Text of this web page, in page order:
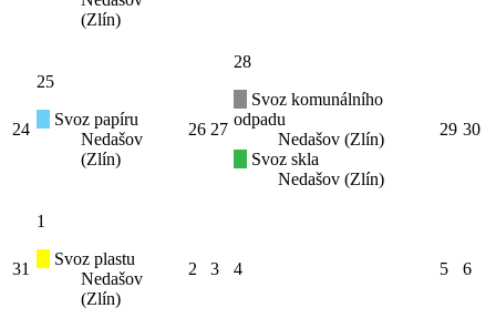
(Zlín)
24
25
Svoz papíru
Nedašov
(Zlín)
26 27
28
Svoz komunálního
odpadu
Nedašov (Zlín)
Svoz skla
Nedašov (Zlín)
29 30
31
1
Svoz plastu
Nedašov
(Zlín)
2 3 4 5 6